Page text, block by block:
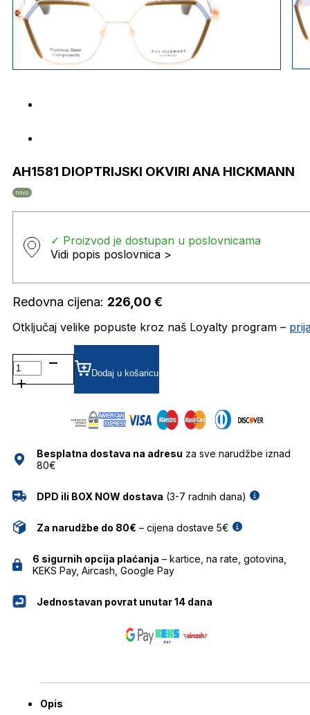
AH1581 DIOPTRIJSKI OKVIRI ANA HICKMANN
novo
✓ Proizvod je dostupan u poslovnicama
Vidi popis poslovnica >
Redovna cijena: 226,00 €
Otključaj velike popuste kroz naš Loyalty program –
AH1581 DIOPTRIJSKI
OKVIRI
ANA
Dodaj u košaricu
Besplatna dostava na adresu za sve narudžbe iznad
80€
DPD ili BOX NOW dostava (3-7 radnih dana)
Za narudžbe do 80€ – cijena dostave 5€
6 sigurnih opcija plaćanja – kartice, na rate, gotovina,
KEKS Pay, Aircash, Google Pay
Jednostavan povrat unutar 14 dana
Opis